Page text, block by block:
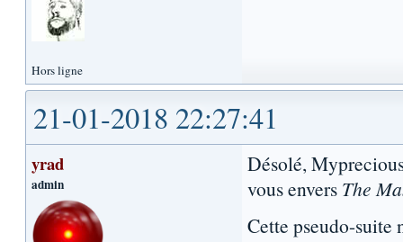
Hors ligne
21-01-2018 22:27:41
yrad
admin
Désolé,
vous envers The
Cette pseudo-suite